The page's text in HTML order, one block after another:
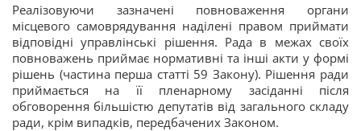
Реалізовуючи зазначені повноваження органи
місцевого самоврядування наділені правом приймати
відповідні управлінські рішення. Рада в межах своїх
повноважень приймає нормативні та інші акти у формі
рішень (частина перша статті 59 Закону). Рішення ради
приймається на її пленарному засіданні після
обговорення більшістю депутатів від загального складу
ради, крім випадків, передбачених Законом.